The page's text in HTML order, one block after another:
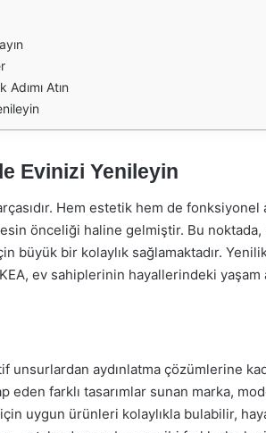
Atın
Evinizi Yenileyin
Hem estetik hem de fonksiyonel
önceliği haline gelmiştir. Bu noktada,
büyük bir kolaylık sağlamaktadır.
ev sahiplerinin hayallerindeki yaşam
unsurlardan aydınlatma çözümlerine
farklı tasarımlar sunan marka,
uygun ürünleri kolaylıkla bulabilir,